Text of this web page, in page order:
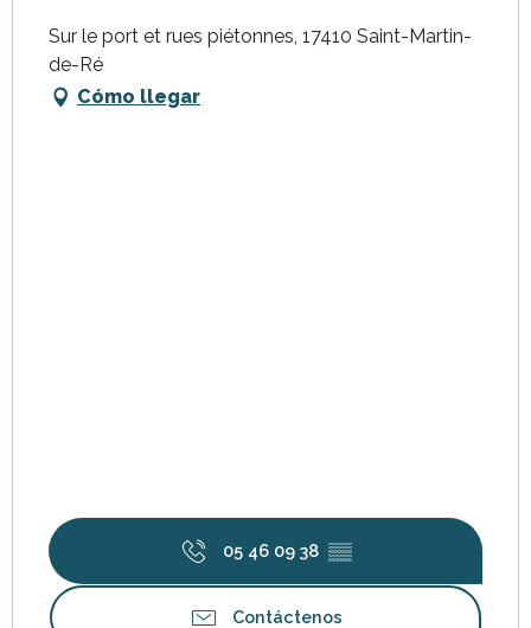
Sur le port et rues piétonnes, 17410 Saint-Martin-
de-Ré
Cómo llegar
05 46 09 38 ▒▒
Contáctenos